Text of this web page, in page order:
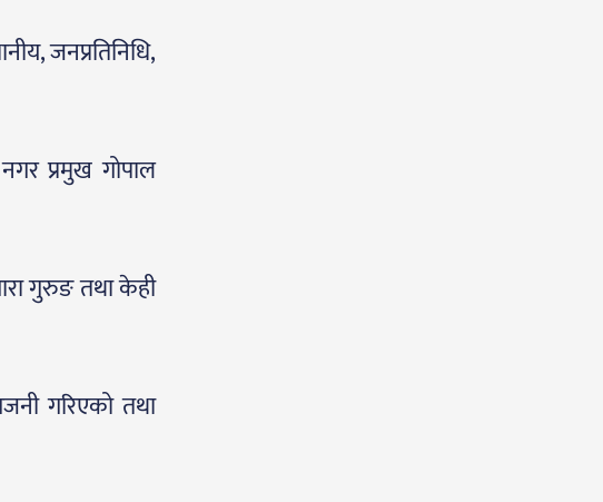
जनप्रतिनिधि,
प्रमुख गोपाल
गुरुङ तथा केही
गरिएको तथा